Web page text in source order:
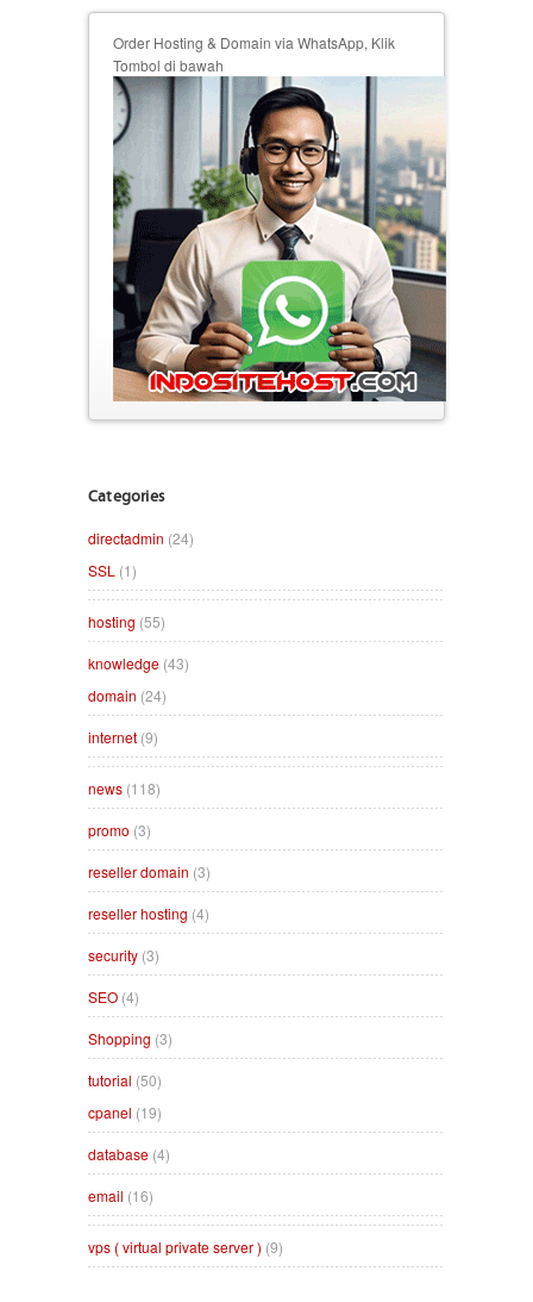
Order Hosting & Domain via WhatsApp, Klik
Tombol di bawah
Categories
directadmin (24)
SSL (1)
hosting (55)
knowledge (43)
domain (24)
internet (9)
news (118)
promo (3)
reseller domain (3)
reseller hosting (4)
security (3)
SEO (4)
Shopping (3)
tutorial (50)
cpanel (19)
database (4)
email (16)
vps ( virtual private server ) (9)